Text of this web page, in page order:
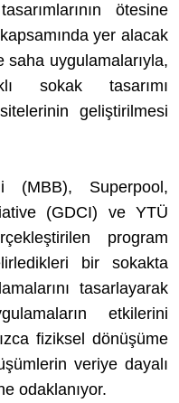
ötesine
yer alacak
saha uygulamalarıyla,
sokak tasarımı
geliştirilmesi
(MBB), Superpool,
(GDCI) ve YTÜ
program
bir sokakta
tasarlayarak
etkilerini
fiziksel dönüşüme
veriye dayalı
odaklanıyor.